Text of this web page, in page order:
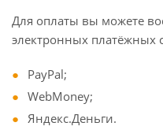
Для оплаты вы можете
электронных платёжных
PayPal;
WebMoney;
Яндекс.Деньги.